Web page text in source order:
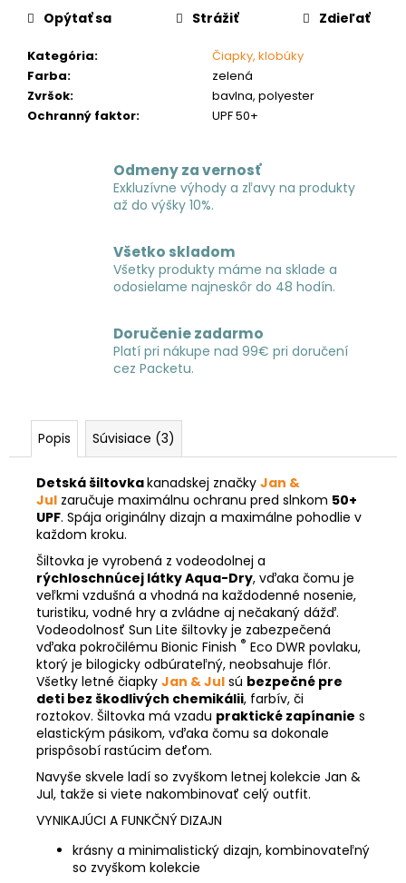
Kategória:
Čiapky, klobúky
Farba:
zelená
Zvršok:
bavlna, polyester
Ochranný faktor: UPF 50+
Opýtať sa Strážiť Zdieľať
Odmeny za vernosť
Exkluzívne výhody a zľavy na produkty
až do výšky 10%.
Všetko skladom
Všetky produkty máme na sklade a
odosielame najneskôr do 48 hodín.
Doručenie zadarmo
Platí pri nákupe nad 99€ pri doručení
cez Packetu.
Popis Súvisiace (3)
Detská šiltovkakanadskej značky Jan &
Jul zaručuje maximálnu ochranu pred slnkom 50+
UPF. Spája originálny dizajn a maximálne pohodlie v
každom kroku.
Šiltovka je vyrobená z vodeodolnej a
rýchloschnúcej látky Aqua-Dry, vďaka čomu je
veľkmi vzdušná a vhodná na každodenné nosenie,
turistiku, vodné hry a zvládne aj nečakaný dážď.
Vodeodolnosť Sun Lite šiltovky je zabezpečená
vďaka pokročilému Bionic Finish ® Eco DWR povlaku,
ktorý je bilogicky odbúrateľný, neobsahuje flór.
Všetky letné čiapky Jan & Jul sú bezpečné pre
deti bez škodlivých chemikálii, farbív, či
roztokov. Šiltovka má vzadu praktické zapínanie s
elastickým pásikom, vďaka čomu sa dokonale
prispôsobí rastúcim deťom.
Navyše skvele ladí so zvyškom letnej kolekcie Jan &
Jul, takže si viete nakombinovať celý outfit.
VYNIKAJÚCI A FUNKČNÝ DIZAJN
krásny a minimalistický dizajn, kombinovateľný
so zvyškom kolekcie